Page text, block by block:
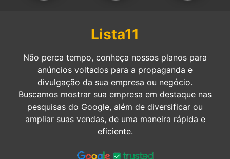
Lista11
Não perca tempo, conheça nossos planos para
anúncios voltados para a propaganda e
divulgação da sua empresa ou negócio.
Buscamos mostrar sua empresa em destaque nas
pesquisas do Google, além de diversificar ou
ampliar suas vendas, de uma maneira rápida e
eficiente.